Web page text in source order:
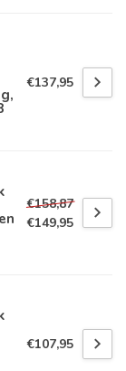
€137,95
€158,87
€149,95
€107,95